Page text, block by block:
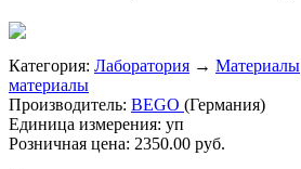
Категория: Лаборатория → Материалы
материалы
Производитель: BEGO (Германия)
Единица измерения: уп
Розничная цена: 2350.00 руб.